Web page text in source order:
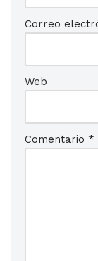
Correo
Web
Comentario *